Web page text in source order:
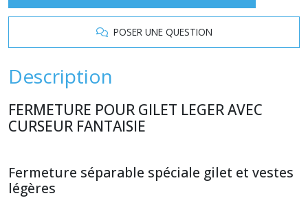
POSER UNE QUESTION
Description
FERMETURE POUR GILET LEGER AVEC
CURSEUR FANTAISIE
Fermeture séparable spéciale gilet et vestes
légères